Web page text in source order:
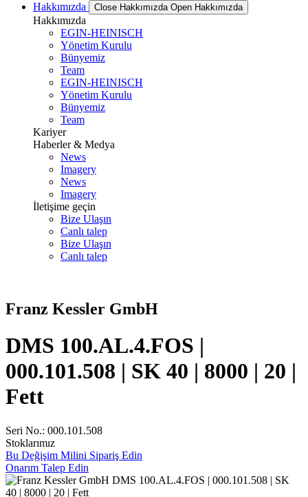
Hakkımızda
Close Hakkımızda Open Hakkımızda
Hakkımızda
EGIN-HEINISCH
Yönetim Kurulu
Bünyemiz
Team
EGIN-HEINISCH
Yönetim Kurulu
Bünyemiz
Team
Kariyer
Haberler & Medya
News
Imagery
News
Imagery
İletişime geçin
Bize Ulaşın
Canlı talep
Bize Ulaşın
Canlı talep
Franz Kessler GmbH
DMS 100.AL.4.FOS |
000.101.508 | SK 40 | 8000 | 20 |
Fett
Seri No.: 000.101.508
Stoklarımız
Bu Değişim Milini Sipariş Edin
Onarım Talep Edin